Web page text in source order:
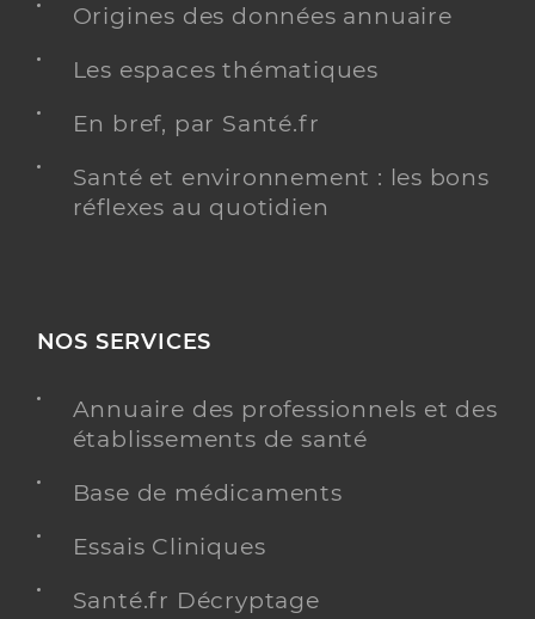
Origines des données annuaire
Les espaces thématiques
En bref, par Santé.fr
Santé et environnement : les bons
réflexes au quotidien
NOS SERVICES
Annuaire des professionnels et des
établissements de santé
Base de médicaments
Essais Cliniques
Santé.fr Décryptage